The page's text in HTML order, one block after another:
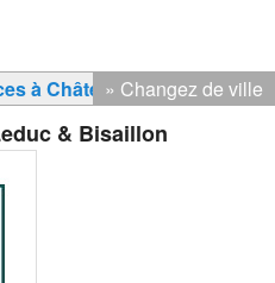
à Châteauguay» Changez de ville
& Bisaillon